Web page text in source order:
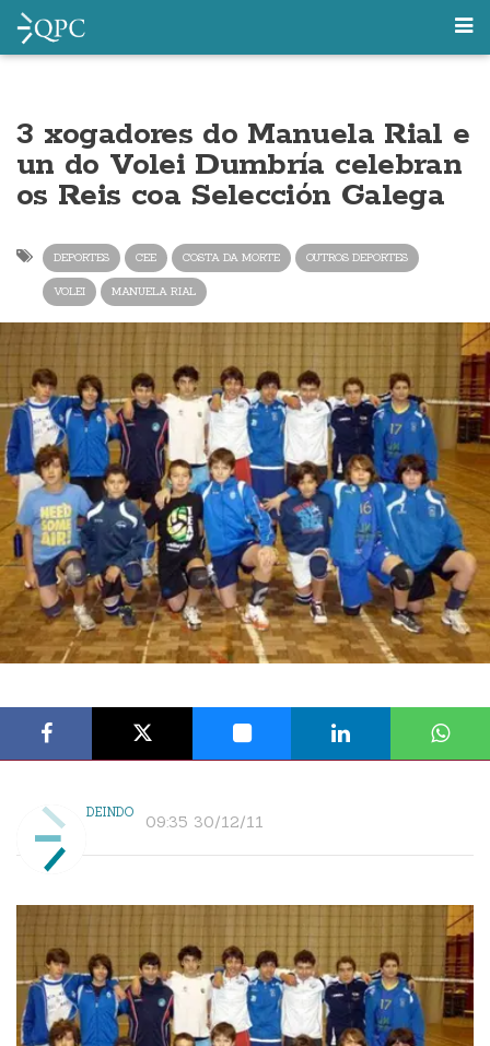
3 xogadores do Manuela Rial e
un do Volei Dumbría celebran
os Reis coa Selección Galega
DEPORTES CEE COSTA DA MORTE OUTROS DEPORTES
VOLEI MANUELA RIAL
DEINDO 09:35 30/12/11